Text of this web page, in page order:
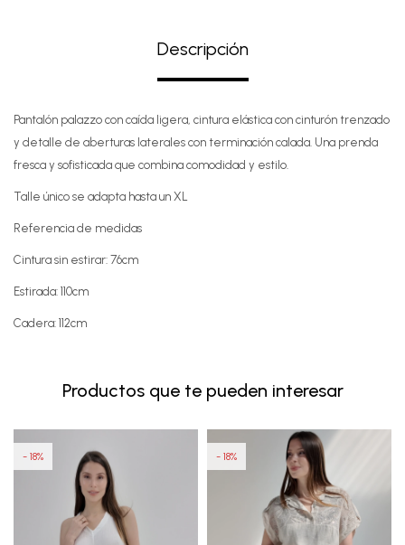
Descripción
Pantalón palazzo con caída ligera, cintura elástica con cinturón trenzado
y detalle de aberturas laterales con terminación calada. Una prenda
fresca y sofisticada que combina comodidad y estilo.
Talle único se adapta hasta un XL
Referencia de medidas
Cintura sin estirar: 76cm
Estirada: 110cm
Cadera: 112cm
Productos que te pueden interesar
18 18